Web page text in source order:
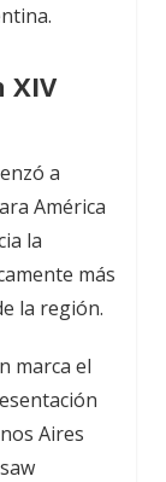
XIV
a
América
la
más
la región.
marca el
Aires